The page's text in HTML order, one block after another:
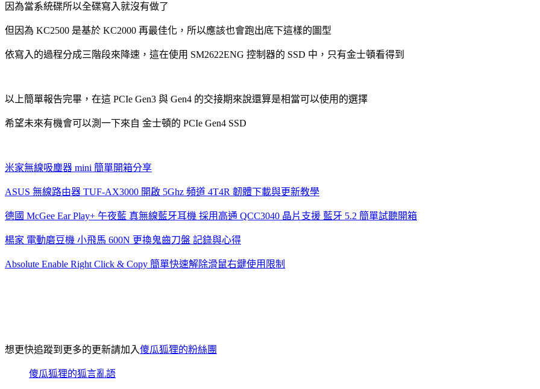
因為當系統碟所以全碟寫入就沒有做了
但因為 KC2500 是基於 KC2000 再最佳化，所以應該也會跑出底下這樣的圖型
依寫入的過程分成三階段來降速，這在使用 SM2622ENG 控制器的 SSD 中，只有金士頓看得到
以上簡單報告完畢，在這 PCIe Gen3 與 Gen4 的交接期來說還算是相當可以使用的選擇
希望未來有機會可以測一下來自 金士頓的 PCIe Gen4 SSD
米家無線吸塵器 mini 簡單開箱分享
ASUS 無線路由器 TUF-AX3000 開啟 5Ghz 頻道 4T4R 韌體下載與更新教學
德國 McGee Ear Play+ 午夜藍 真無線藍牙耳機 採用高通 QCC3040 晶片支援 藍牙 5.2 簡單試聽開箱
楊家 電動磨豆機 小飛馬 600N 更換鬼齒刀盤 記錄與心得
Absolute Enable Right Click & Copy 簡單快速解除滑鼠右鍵使用限制
想更快追蹤到更多的更新請加入傻瓜狐狸的粉絲團
傻瓜狐狸的狐言亂語